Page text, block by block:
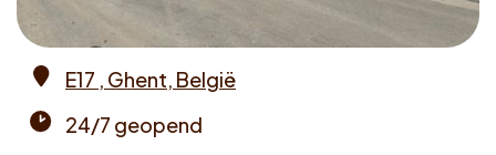
Voucher claimen
Dutch
E17 , Ghent, België
24/7 geopend